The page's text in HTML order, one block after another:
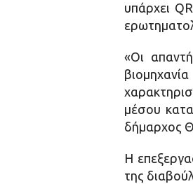
υπάρχει
«Οι
μέσου
δήμαρχος
Η
της